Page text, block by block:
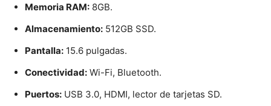
Memoria RAM: 8GB.
Almacenamiento: 512GB SSD.
Pantalla: 15.6 pulgadas.
Conectividad: Wi-Fi, Bluetooth.
Puertos: USB 3.0, HDMI, lector de tarjetas SD.